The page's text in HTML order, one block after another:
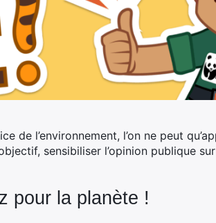
de l’environnement, l’on ne peut
sensibiliser l’opinion publique
pour la planète !